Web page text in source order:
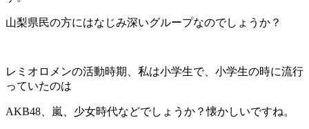
山梨県民の方にはなじみ深いグループなのでしょうか？
レミオロメンの活動時期、私は小学生で、小学生の時に流行
っていたのは
AKB48、嵐、少女時代などでしょうか？懐かしいですね。